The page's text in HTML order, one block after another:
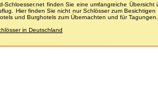
Schloesser.net finden Sie eine umfangreiche
Hier finden Sie nicht nur Schlösser zum
und Burghotels zum Übernachten und für Tagungen.
in Deutschland